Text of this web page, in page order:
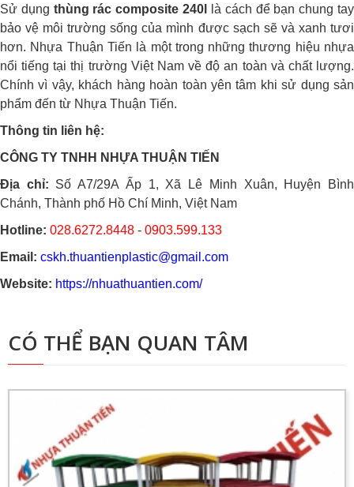
Sử dụng thùng rác composite 240l
là cách để bạn chung tay
bảo vệ môi trường sống của mình được sạch sẽ và xanh tươi
hơn. Nhựa Thuận Tiến là một trong những thương hiệu nhựa
nổi tiếng tại thị trường Việt Nam về độ an toàn và chất lượng.
Chính vì vậy, khách hàng hoàn toàn yên tâm khi sử dụng sản
phẩm đến từ Nhựa Thuận Tiến.
Thông tin liên hệ:
CÔNG TY TNHH NHỰA THUẬN TIẾN
Địa chỉ: Số A7/29A Ấp 1, Xã Lê Minh Xuân, Huyện Bình
Chánh, Thành phố Hồ Chí Minh, Việt Nam
Hotline: 028.6272.8448 - 0903.599.133
Email: cskh.thuantienplastic@gmail.com
Website: https://nhuathuantien.com/
CÓ THỂ BẠN QUAN TÂM